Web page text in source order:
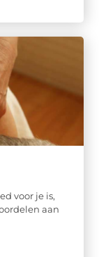
voor je is,
aan